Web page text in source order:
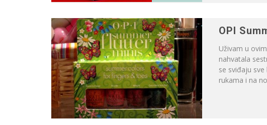
OPI
Uživam u
nahvatala
se sviđaju
rukama i na